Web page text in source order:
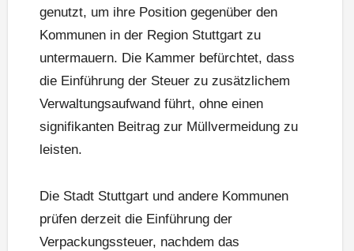
genutzt, um ihre Position gegenüber den
Kommunen in der Region Stuttgart zu
untermauern. Die Kammer befürchtet, dass
die Einführung der Steuer zu zusätzlichem
Verwaltungsaufwand führt, ohne einen
signifikanten Beitrag zur Müllvermeidung zu
leisten.
Die Stadt Stuttgart und andere Kommunen
prüfen derzeit die Einführung der
Verpackungssteuer, nachdem das